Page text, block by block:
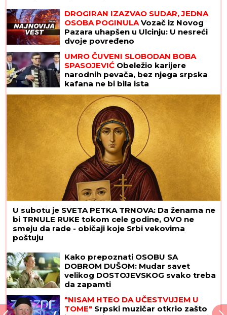
DROGIRAN IZAZVAO SUDAR, JEDNA
OSOBA POGINULAVozač iz Novog
Pazara uhapšen u Ulcinju: U nesreći
dvoje povređeno
UMRO ČUVENI SLOBODAN BOBA
SPASOJEVIĆ Obeležio karijere
narodnih pevača, bez njega srpska
kafana ne bi bila ista
U subotu je SVETA PETKA TRNOVA: Da ženama ne
bi TRNULE RUKE tokom cele godine, OVO ne
smeju da rade - običaji koje Srbi vekovima
poštuju
Kako prepoznati OSOBU SA
DOBROM DUŠOM: Mudar savet
velikog DOSTOJEVSKOG svako treba
da zapamti
"NISAM HTEO DA UČESTVUJEM U
TOME" Srpski muzičar otkrio zašto